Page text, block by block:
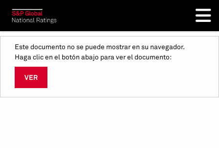
Este documento no se puede mostrar en su navegador.
Haga clic en el botón abajo para ver el documento:
VER